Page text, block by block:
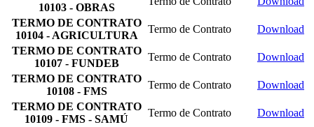
10103 - OBRAS
TERMO DE CONTRATO
10104 - AGRICULTURA
Termo de Contrato
Download
TERMO DE CONTRATO
10107 - FUNDEB
Termo de Contrato
Download
TERMO DE CONTRATO
10108 - FMS
Termo de Contrato
Download
TERMO DE CONTRATO
10109 - FMS - SAMÚ
Termo de Contrato
Download